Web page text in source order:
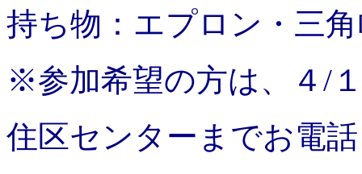
持ち物：エプロン・三
※参加希望の方は、４/
住区センターまでお電